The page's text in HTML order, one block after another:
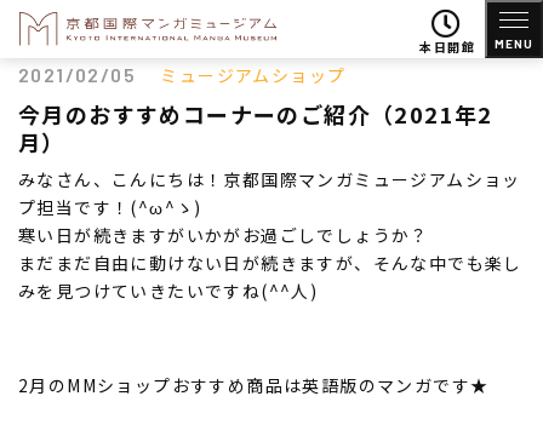
本日開館 MENU
2021/02/05 ミュージアムショップ
今月のおすすめコーナーのご紹介（2021年2
月）
みなさん、こんにちは！京都国際マンガミュージアムショッ
プ担当です！(^ω^ゝ)
寒い日が続きますがいかがお過ごしでしょうか？
まだまだ自由に動けない日が続きますが、そんな中でも楽し
みを見つけていきたいですね(^^人)
2月のMMショップおすすめ商品は英語版のマンガです★